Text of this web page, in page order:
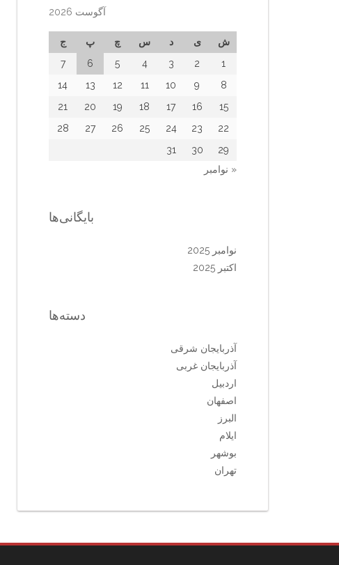
آگوست 2026
ش ی د س چ پ
ج
1
2
3
4
5
6
7
8
9
10
11
12
13
14
15
16
17
18
19
20
21
22
23
24
25
26
27
28
29
30
31
« نوامبر
بایگانی‌ها
نوامبر 2025
اکتبر 2025
دسته‌ها
آذربایجان شرقی
آذربایجان غربی
اردبیل
اصفهان
البرز
ایلام
بوشهر
تهران